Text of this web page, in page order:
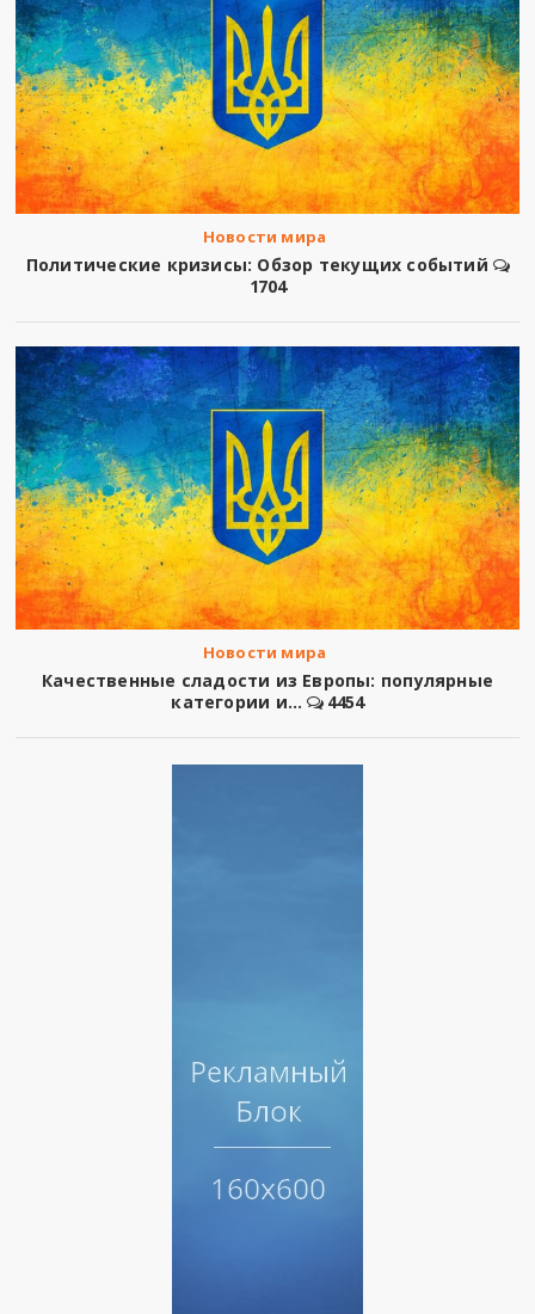
Новости мира
Политические кризисы: Обзор текущих событий
1704
Новости мира
Качественные сладости из Европы: популярные
категории и...
4454